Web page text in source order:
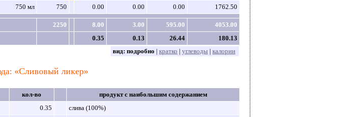
750 мл 750 0.00 0.00 0.00 1762.50
2250 8.00 3.00 595.00
4053.00
0.35 0.13 26.44
180.13
вид: подробно | кратко | углеводы | калории
«Сливовый ликер»
кол-во
продукт с наибольшим содержанием
0.35
слива (100%)